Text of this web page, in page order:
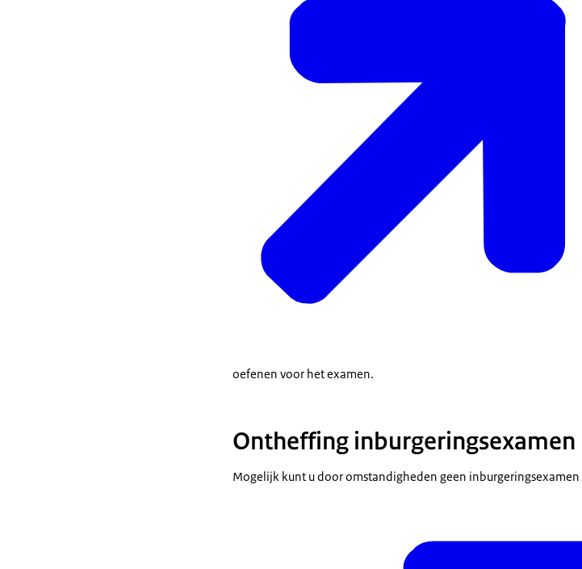
oefenen voor het examen.
Ontheffing
Mogelijk kunt u door omstandigheden geen